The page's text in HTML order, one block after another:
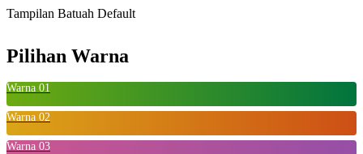
Tampilan Batuah Default
Pilihan Warna
Warna 01
Warna 02
Warna 03